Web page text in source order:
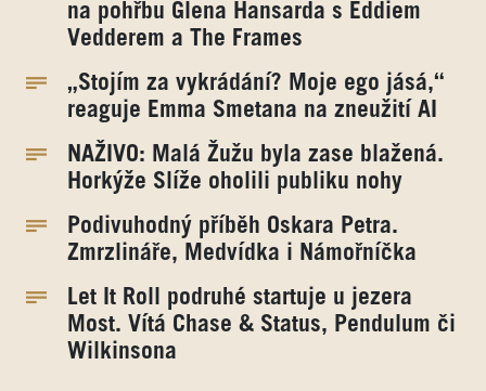
na pohřbu Glena Hansarda s Eddiem
Vedderem a The Frames
„Stojím za vykrádání? Moje ego jásá,“
reaguje Emma Smetana na zneužití AI
NAŽIVO: Malá Žužu byla zase blažená.
Horkýže Slíže oholili publiku nohy
Podivuhodný příběh Oskara Petra.
Zmrzlináře, Medvídka i Námořníčka
Let It Roll podruhé startuje u jezera
Most. Vítá Chase & Status, Pendulum či
Wilkinsona